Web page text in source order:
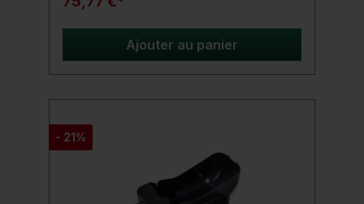
rapidement et avec précision. Grâce à la
poignée ergonomique, le bâton tient
fermement dans la main et réduit la tension
sur le bras. Parfait pour les longues sessions
où la précision est essentielle.Procure-toi
Throwing Stick et augmente ta portée de
Carbon permet une alimentation sans effort
Lance les boilies plus loin que les tubes de
lancement en plastique Plus léger que les
tubes de lancement en plastique Ouverture
au-dessus de la poignée pour un
Ajouter au panier
- 21%